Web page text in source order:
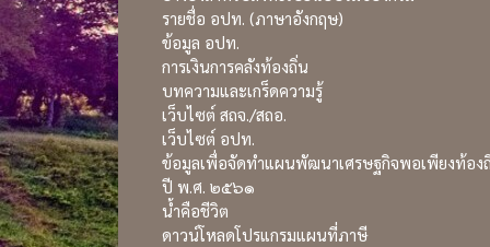
รายชื่อ อปท. (ภาษาอังกฤษ)
ข้อมูล อปท.
การเงินการคลังท้องถิ่น
บทความและเกร็ดความรู้
เว็บไซต์ สถจ./สถอ.
เว็บไซต์ อปท.
ข้อมูลเพื่อจัดทำแผนพัฒนาเศรษฐกิจพอเพียงท้อง
ปี พ.ศ. ๒๕๖๑
น้ำคือชีวิต
ดาวน์โหลดโปรแกรมแผนที่ภาษี